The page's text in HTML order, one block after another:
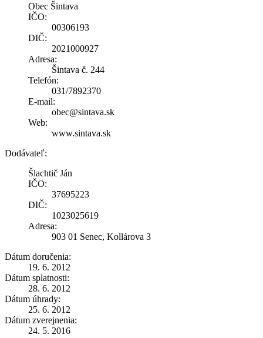
Obec Šintava
IČO:
00306193
DIČ:
2021000927
Adresa:
Šintava č. 244
Telefón:
031/7892370
E-mail:
obec@sintava.sk
Web:
www.sintava.sk
Dodávateľ:
Šlachtič Ján
IČO:
37695223
DIČ:
1023025619
Adresa:
903 01 Senec, Kollárova 3
Dátum doručenia:
19. 6. 2012
Dátum splatnosti:
28. 6. 2012
Dátum úhrady:
25. 6. 2012
Dátum zverejnenia:
24. 5. 2016